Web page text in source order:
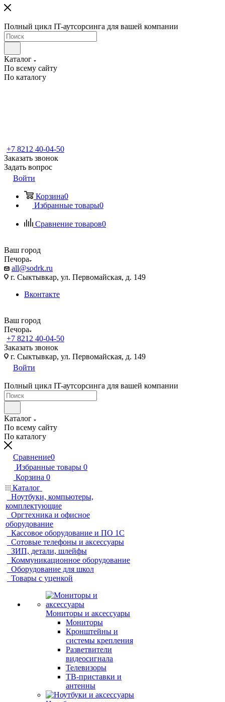
Полный цикл IT-аутсорсинга для вашей компании
Каталог
По всему сайту
По каталогу
+7 8212 40-04-50
Заказать звонок
Задать вопрос
Войти
Корзина0
Избранные товары0
Сравнение товаров0
Ваш город
Печора
all@sodrk.ru
г. Сыктывкар, ул. Первомайская, д. 149
Вконтакте
Ваш город
Печора
+7 8212 40-04-50
Заказать звонок
г. Сыктывкар, ул. Первомайская, д. 149
Войти
Полный цикл IT-аутсорсинга для вашей компании
Каталог
По всему сайту
По каталогу
Сравнение0
Избранные товары 0
Корзина 0
Каталог
Ноутбуки, компьютеры,
комплектующие
Оргтехника и офисное
оборудование
Кассовое оборудование и ПО 1С
Сотовые телефоны и аксессуары
ЗИП, детали, шлейфы
Коммуникационное оборудование
Оборудование для школ
Товары с уценкой
Мониторы и аксессуары
Мониторы
Кронштейны и
системы крепления
Разветвители
видеосигнала
Телевизоры
ТВ-приставки и
антенны